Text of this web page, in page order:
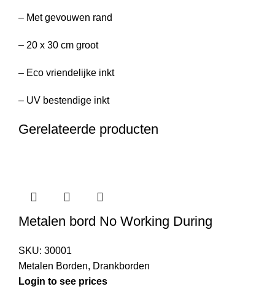
– Met gevouwen rand
– 20 x 30 cm groot
– Eco vriendelijke inkt
– UV bestendige inkt
Gerelateerde producten
Metalen bord No Working During
SKU: 30001
Metalen Borden, Drankborden
Login to see prices